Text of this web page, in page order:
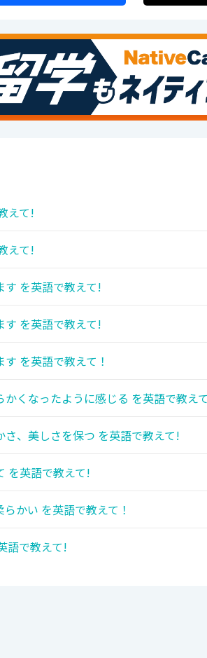
えて!
えて!
す を英語で教えて!
す を英語で教えて!
を英語で教えて！
くなったように感じる を英語で教え
、美しさを保つ を英語で教えて!
を英語で教えて!
かい を英語で教えて！
語で教えて!